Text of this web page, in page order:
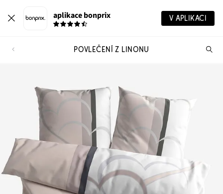
aplikace bonprix V APLIKACI
POVLEČENÍ Z LINONU